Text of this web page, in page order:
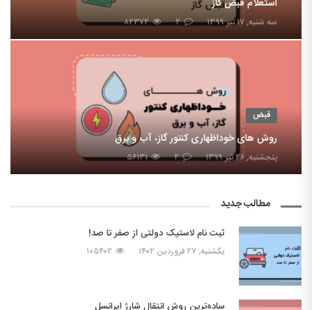
استعلام قبض گاز
سه شنبه, ۱۷ تیر ۱۳۹۹ ۲ ۸۲۳۷۲
قبض
روش های خوداظهاری کنتور گاز، آب و برق
پنجشنبه, ۲۶ تیر ۱۳۹۹ ۲ ۵۶۱۳۱
مطالب جدید
ثبت نام لاستیک دولتی از صفر تا صد!
یکشنبه, ۲۷ فروردین ۱۴۰۲ ۱۰۵۴۰۲
ساده‌ترین روش انتقال شارژ ایرانسل